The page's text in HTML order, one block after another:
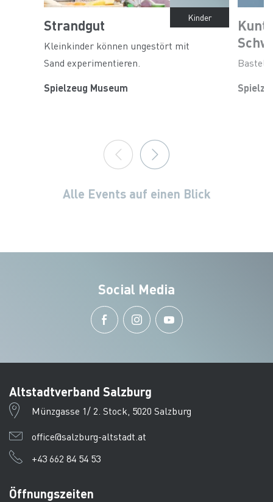
Kinder
Strandgut
Kleinkinder können ungestört mit
Sand experimentieren.
Spielzeug Museum
Alle Events auf einen Blick
Social Media
Altstadtverband Salzburg
Münzgasse 1/ 2. Stock, 5020 Salzburg
office@salzburg-altstadt.at
+43 662 84 54 53
Öffnungszeiten